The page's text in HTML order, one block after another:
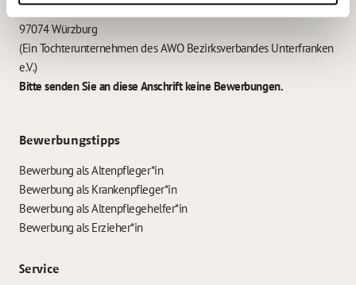
Kantstraße 45a
97074 Würzburg
(Ein Tochterunternehmen des AWO Bezirksverbandes Unterfranken
e.V.)
Bitte senden Sie an diese Anschrift keine Bewerbungen.
Bewerbungstipps
Bewerbung als Altenpfleger*in
Bewerbung als Krankenpfleger*in
Bewerbung als Altenpflegehelfer*in
Bewerbung als Erzieher*in
Service